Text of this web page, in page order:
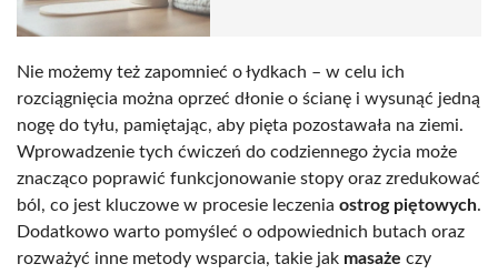
Nie możemy też zapomnieć o łydkach – w celu ich
rozciągnięcia można oprzeć dłonie o ścianę i wysunąć jedną
nogę do tyłu, pamiętając, aby pięta pozostawała na ziemi.
Wprowadzenie tych ćwiczeń do codziennego życia może
znacząco poprawić funkcjonowanie stopy oraz zredukować
ból, co jest kluczowe w procesie leczenia ostrog piętowych.
Dodatkowo warto pomyśleć o odpowiednich butach oraz
rozważyć inne metody wsparcia, takie jak masaże czy